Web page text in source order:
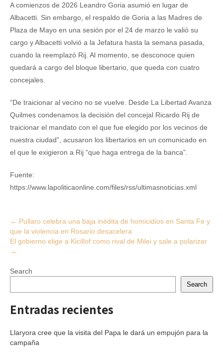
A comienzos de 2026 Leandro Goria asumió en lugar de
Albacetti. Sin embargo, el respaldo de Goria a las Madres de
Plaza de Mayo en una sesión por el 24 de marzo le valió su
cargo y Albacetti volvió a la Jefatura hasta la semana pasada,
cuando la reemplazó Rij. Al momento, se desconoce quien
quedará a cargo del bloque libertario, que queda con cuatro
concejales.
“De traicionar al vecino no se vuelve. Desde La Libertad Avanza
Quilmes condenamos la decisión del concejal Ricardo Rij de
traicionar el mandato con el que fue elegido por los vecinos de
nuestra ciudad”, acusaron los libertarios en un comunicado en
el que le exigieron a Rij “que haga entrega de la banca”.
Fuente:
https://www.lapoliticaonline.com/files/rss/ultimasnoticias.xml
Post
navigation
← Pullaro celebra una baja inédita de homicidios en Santa Fe y
que la violencia en Rosario desacelera
El gobierno elige a Kicillof como rival de Milei y sale a polarizar
→
Search
Search
Entradas recientes
Llaryora cree que la visita del Papa le dará un empujón para la
campaña